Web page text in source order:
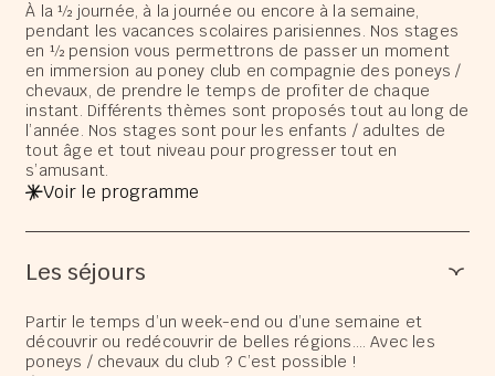
À la ½ journée, à la journée ou encore à la semaine,
pendant les vacances scolaires parisiennes. Nos stages
en ½ pension vous permettrons de passer un moment
en immersion au poney club en compagnie des poneys /
chevaux, de prendre le temps de profiter de chaque
instant. Différents thèmes sont proposés tout au long de
l’année. Nos stages sont pour les enfants / adultes de
tout âge et tout niveau pour progresser tout en
s’amusant.
Voir le programme
Les séjours
Partir le temps d’un week-end ou d’une semaine et
découvrir ou redécouvrir de belles régions…. Avec les
poneys / chevaux du club ? C’est possible !